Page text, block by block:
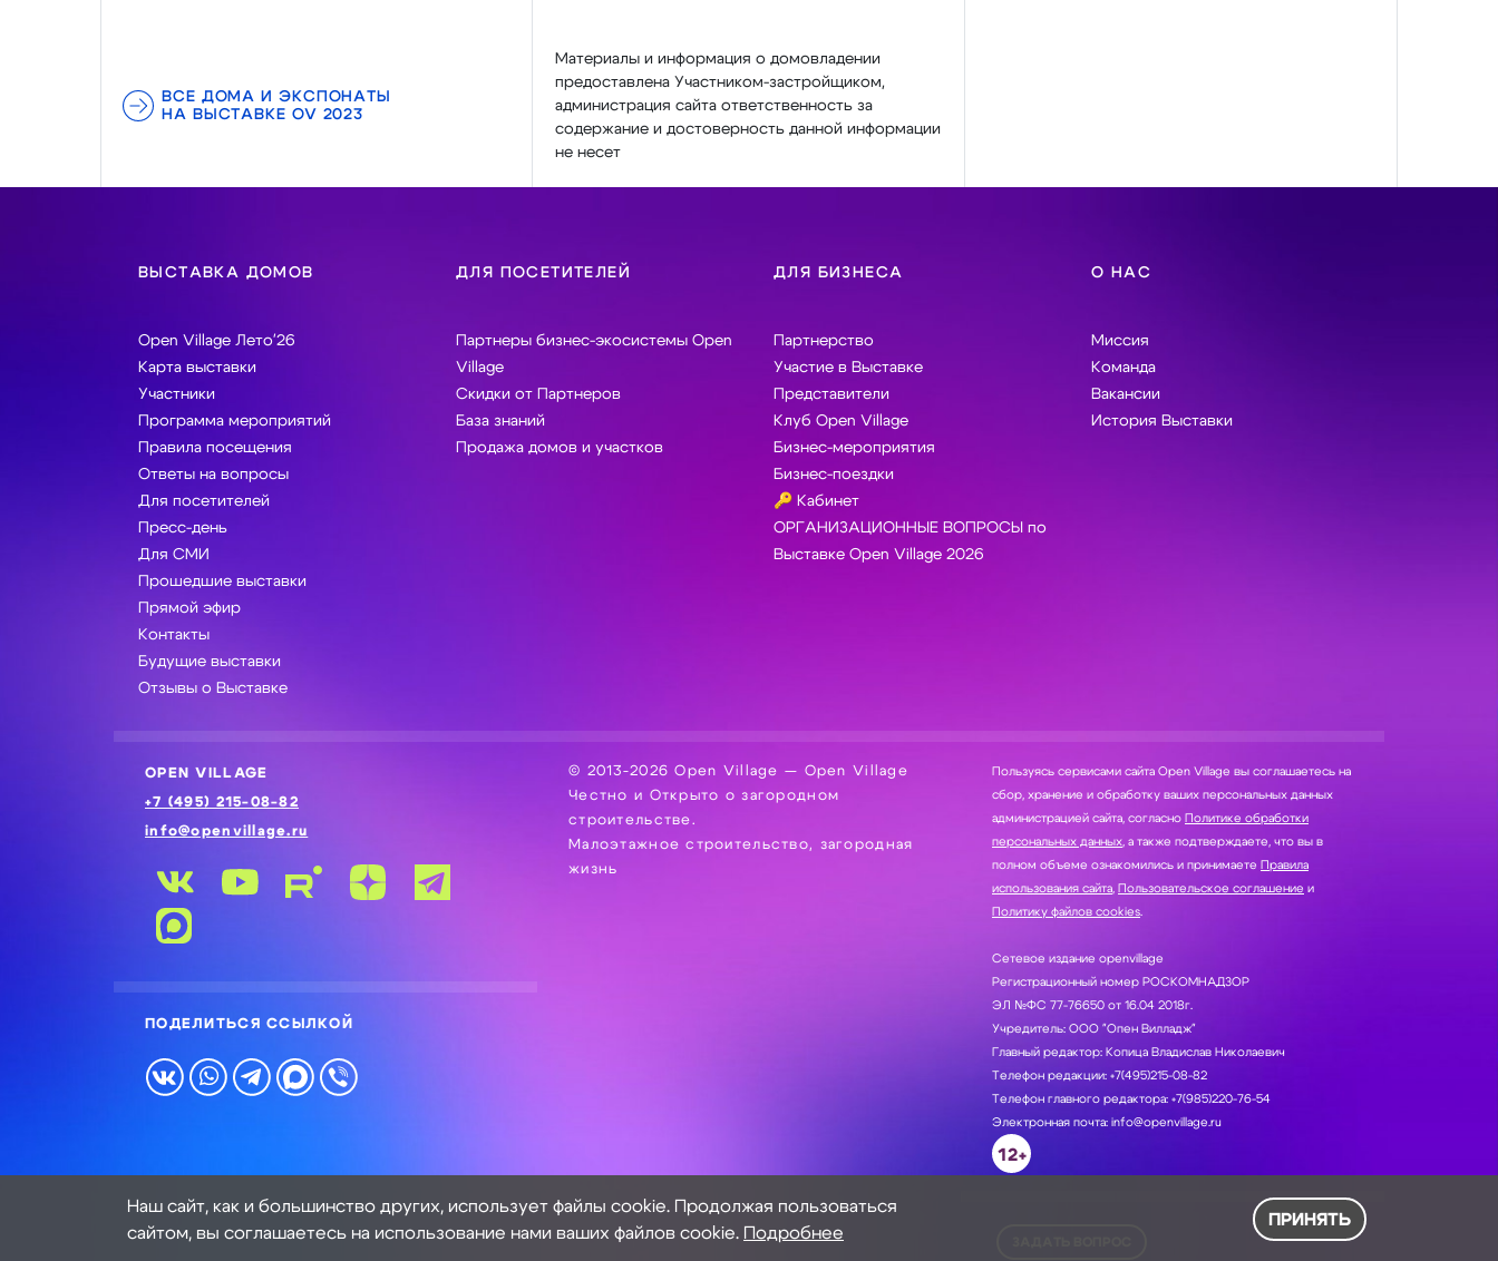
ВСЕ ДОМА И ЭКСПОНАТЫ
НА ВЫСТАВКЕ OV 2023
Материалы и информация о домовладении
предоставлена Участником-застройщиком,
администрация сайта ответственность за
содержание и достоверность данной информации
не несет
ВЫСТАВКА ДОМОВ
Open Village Лето'26
Карта выставки
Участники
Программа мероприятий
Правила посещения
Ответы на вопросы
Для посетителей
Пресс-день
Для СМИ
Прошедшие выставки
Прямой эфир
Контакты
Будущие выставки
Отзывы о Выставке
ДЛЯ ПОСЕТИТЕЛЕЙ
Партнеры бизнес-экосистемы Open
Village
Скидки от Партнеров
База знаний
Продажа домов и участков
ДЛЯ БИЗНЕСА
Партнерство
Участие в Выставке
Представители
Клуб Open Village
Бизнес-мероприятия
Бизнес-поездки
🔑 Кабинет
ОРГАНИЗАЦИОННЫЕ ВОПРОСЫ по
Выставке Open Village 2026
О НАС
Миссия
Команда
Вакансии
История Выставки
OPEN VILLAGE
+7 (495) 215-08-82
info@openvillage.ru
ПОДЕЛИТЬСЯ ССЫЛКОЙ
© 2013-2026 Open Village — Open Village
Честно и Открыто о загородном
строительстве.
Малоэтажное строительство, загородная
жизнь
Пользуясь сервисами сайта Open Village вы соглашаетесь на
сбор, хранение и обработку ваших персональных данных
администрацией сайта, согласно Политике обработки
персональных данных , а также подтверждаете, что вы в
полном объеме ознакомились и принимаете Правила
использования сайта Пользовательское соглашение и
Политику файлов cookies.
Сетевое издание openvillage
Регистрационный номер РОСКОМНАДЗОР
ЭЛ №ФС 77-76650 от 16.04 2018г.
Учредитель: ООО "Опен Вилладж"
Главный редактор: Копица Владислав Николаевич
Телефон редакции: +7(495)215-08-82
Телефон главного редактора: +7(985)220-76-54
Электронная почта: info@openvillage.ru
12+
Наш сайт, как и большинство других, использует файлы cookie. Продолжая пользоваться
сайтом, вы соглашаетесь на использование нами ваших файлов cookie. Подробнее
ПРИНЯТЬ